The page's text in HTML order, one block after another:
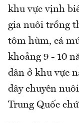
khu vực vịnh
gia nuôi trồng
tôm hùm, cá
khoảng 9 - 10
dân ở khu vực
đây chuyên
Trung Quốc